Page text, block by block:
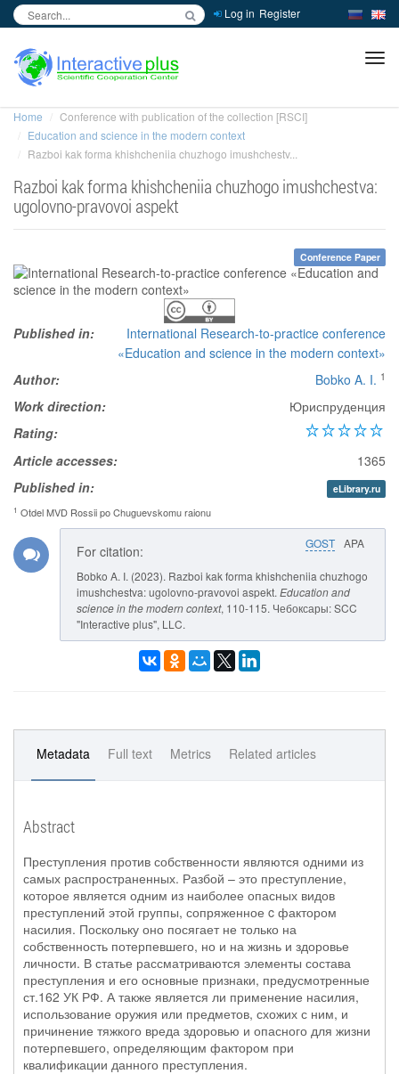
Log in Register
Home
Conference with publication of the collection [RSCI]
Education and science in the modern context
Razboi kak forma khishcheniia chuzhogo imushchestv...
Razboi kak forma khishcheniia chuzhogo imushchestva:
ugolovno-pravovoi aspekt
Conference Paper
Published in:
International Research-to-practice conference
«Education and science in the modern context»
Author:
Bobko A. I. 1
Work direction:
Юриспруденция
Rating:
Article accesses:
1365
Published in:
eLibrary.ru
1 Otdel MVD Rossii po Chuguevskomu raionu
GOST APA
For citation:
Bobko A. I. (2023). Razboi kak forma khishcheniia chuzhogo
imushchestva: ugolovno-pravovoi aspekt. Education and
science in the modern context, 110-115. Чебоксары: SCC
"Interactive plus", LLC.
Metadata Full text Metrics Related articles
Abstract
Преступления против собственности являются одними из
самых распространенных. Разбой – это преступление,
которое является одним из наиболее опасных видов
преступлений этой группы, сопряженное c фактором
насилия. Поскольку оно посягает не только на
собственность потерпевшего, но и на жизнь и здоровье
личности. В статье рассматриваются элементы состава
преступления и его основные признаки, предусмотренные
ст.162 УК РФ. А также является ли применение насилия,
использование оружия или предметов, схожих с ним, и
причинение тяжкого вреда здоровью и опасного для жизни
потерпевшего, определяющим фактором при
квалификации данного преступления.